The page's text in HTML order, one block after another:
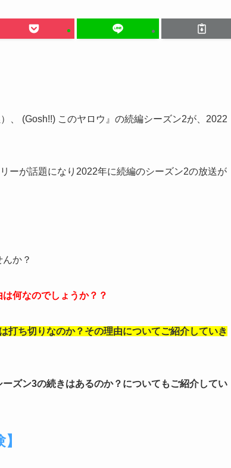
、 (Gosh!!) このヤロウ』の続編シーズン2が、2022
ーが話題になり2022年に続編のシーズン2の放送が
か？
何なのでしょうか？？
打ち切りなのか？その理由についてご紹介していき
ズン3の続きはあるのか？についてもご紹介してい